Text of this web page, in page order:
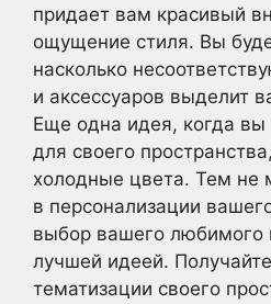
придает вам красивый
ощущение стиля. Вы
насколько
и аксессуаров выделит
Еще одна идея, когда
для своего
холодные цвета. Тем не
в персонализации
выбор вашего любимого
лучшей идеей.
тематизации своего